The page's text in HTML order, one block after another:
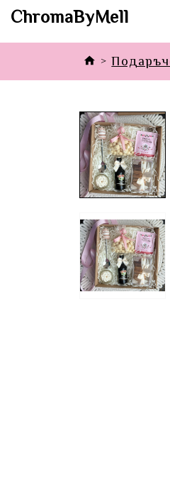
ChromaByMell